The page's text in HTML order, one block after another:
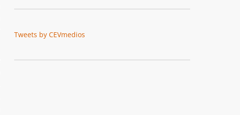
Tweets by CEVmedios